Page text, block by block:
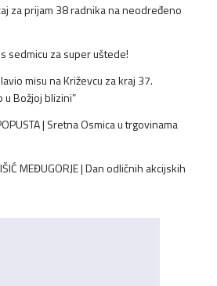
za prijam 38 radnika na neodređeno
sedmicu za super uštede!
misu na Križevcu za kraj 37.
u Božjoj blizini”
| Sretna Osmica u trgovinama
MEĐUGORJE | Dan odličnih akcijskih